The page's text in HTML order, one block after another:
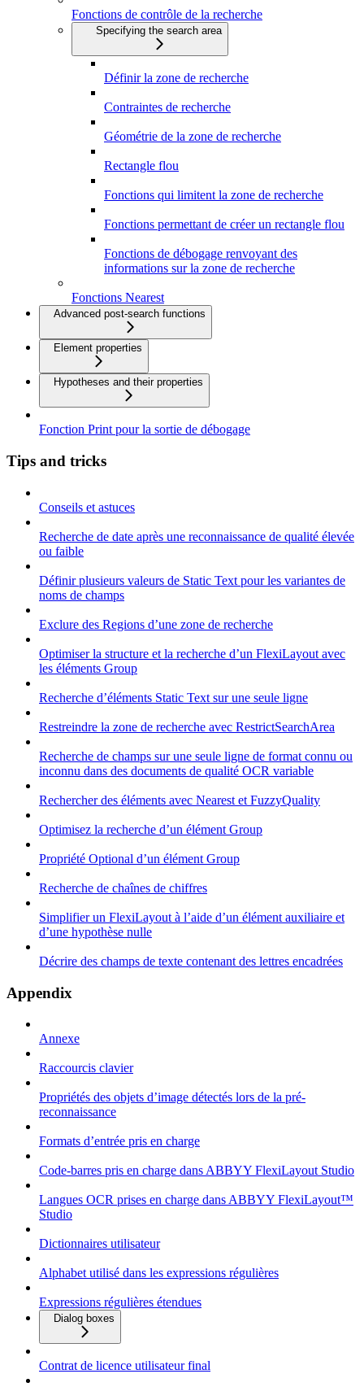
Fonctions de contrôle de la recherche
Specifying the search area
Définir la zone de recherche
Contraintes de recherche
Géométrie de la zone de recherche
Rectangle flou
Fonctions qui limitent la zone de recherche
Fonctions permettant de créer un rectangle flou
Fonctions de débogage renvoyant des
informations sur la zone de recherche
Fonctions Nearest
Advanced post-search functions
Element properties
Hypotheses and their properties
Fonction Print pour la sortie de débogage
Tips and tricks
Conseils et astuces
Recherche de date après une reconnaissance de qualité élevée
ou faible
Définir plusieurs valeurs de Static Text pour les variantes de
noms de champs
Exclure des Regions d’une zone de recherche
Optimiser la structure et la recherche d’un FlexiLayout avec
les éléments Group
Recherche d’éléments Static Text sur une seule ligne
Restreindre la zone de recherche avec RestrictSearchArea
Recherche de champs sur une seule ligne de format connu ou
inconnu dans des documents de qualité OCR variable
Rechercher des éléments avec Nearest et FuzzyQuality
Optimisez la recherche d’un élément Group
Propriété Optional d’un élément Group
Recherche de chaînes de chiffres
Simplifier un FlexiLayout à l’aide d’un élément auxiliaire et
d’une hypothèse nulle
Décrire des champs de texte contenant des lettres encadrées
Appendix
Annexe
Raccourcis clavier
Propriétés des objets d’image détectés lors de la pré-
reconnaissance
Formats d’entrée pris en charge
Code-barres pris en charge dans ABBYY FlexiLayout Studio
Langues OCR prises en charge dans ABBYY FlexiLayout™
Studio
Dictionnaires utilisateur
Alphabet utilisé dans les expressions régulières
Expressions régulières étendues
Dialog boxes
Contrat de licence utilisateur final